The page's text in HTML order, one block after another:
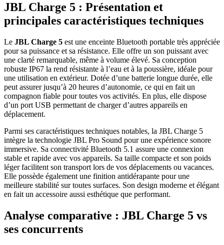
JBL Charge 5 : Présentation et
principales caractéristiques techniques
Le JBL Charge 5 est une enceinte Bluetooth portable très appréciée
pour sa puissance et sa résistance. Elle offre un son puissant avec
une clarté remarquable, même à volume élevé. Sa conception
robuste IP67 la rend résistante à l’eau et à la poussière, idéale pour
une utilisation en extérieur. Dotée d’une batterie longue durée, elle
peut assurer jusqu’à 20 heures d’autonomie, ce qui en fait un
compagnon fiable pour toutes vos activités. En plus, elle dispose
d’un port USB permettant de charger d’autres appareils en
déplacement.
Parmi ses caractéristiques techniques notables, la JBL Charge 5
intègre la technologie JBL Pro Sound pour une expérience sonore
immersive. Sa connectivité Bluetooth 5.1 assure une connexion
stable et rapide avec vos appareils. Sa taille compacte et son poids
léger facilitent son transport lors de vos déplacements ou vacances.
Elle possède également une finition antidérapante pour une
meilleure stabilité sur toutes surfaces. Son design moderne et élégant
en fait un accessoire aussi esthétique que performant.
Analyse comparative : JBL Charge 5 vs
ses concurrents